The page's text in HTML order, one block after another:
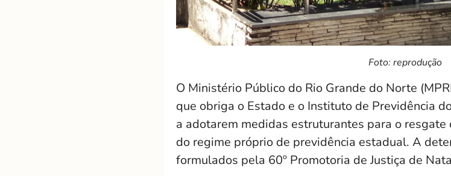
Foto: reprodução
O Ministério Público do Rio Grande do Norte
que obriga o Estado e o Instituto de Previdência
a adotarem medidas estruturantes para o
do regime próprio de previdência estadual. A
formulados pela 60º Promotoria de Justiça de